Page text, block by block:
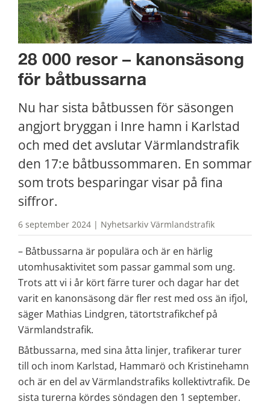
28 000 resor – kanonsäsong
för båtbussarna
Nu har sista båtbussen för säsongen
angjort bryggan i Inre hamn i Karlstad
och med det avslutar Värmlandstrafik
den 17:e båtbussommaren. En sommar
som trots besparingar visar på fina
siffror.
6 september 2024 | Nyhetsarkiv Värmlandstrafik
– Båtbussarna är populära och är en härlig
utomhusaktivitet som passar gammal som ung.
Trots att vi i år kört färre turer och dagar har det
varit en kanonsäsong där fler rest med oss än ifjol,
säger Mathias Lindgren, tätortstrafikchef på
Värmlandstrafik.
Båtbussarna, med sina åtta linjer, trafikerar turer
till och inom Karlstad, Hammarö och Kristinehamn
och är en del av Värmlandstrafiks kollektivtrafik. De
sista turerna kördes söndagen den 1 september.